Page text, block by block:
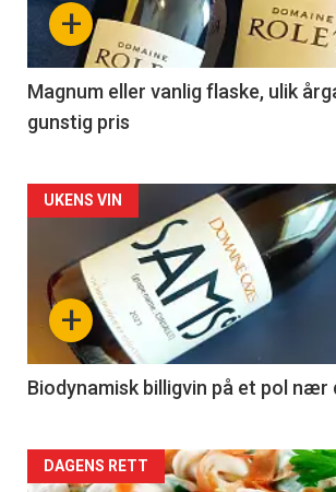
3
+
Magnum eller vanlig flaske, ulik
gunstig pris
Forsiden
akkurat
nå
4
+
UKENS VIN
Biodynamisk billigvin på et pol nær
Forsiden
DAGENS RETT